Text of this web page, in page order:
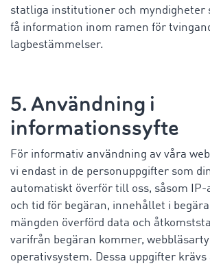
statliga institutioner och myndigheter
få information inom ramen för
lagbestämmelser.
5. Användning i
informationssyfte
För informativ användning av våra
vi endast in de personuppgifter som
automatiskt överför till oss, såsom IP-
och tid för begäran, innehållet i
mängden överförd data och
varifrån begäran kommer,
operativsystem. Dessa uppgifter